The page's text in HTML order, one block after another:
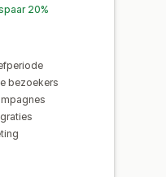
20%
bezoekers